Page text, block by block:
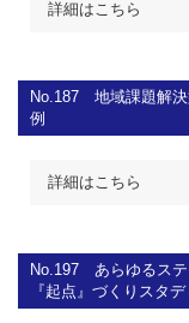
詳細はこちら
No.187 地域課題解
例
詳細はこちら
No.197 あらゆるス
『起点』づくりスタデ